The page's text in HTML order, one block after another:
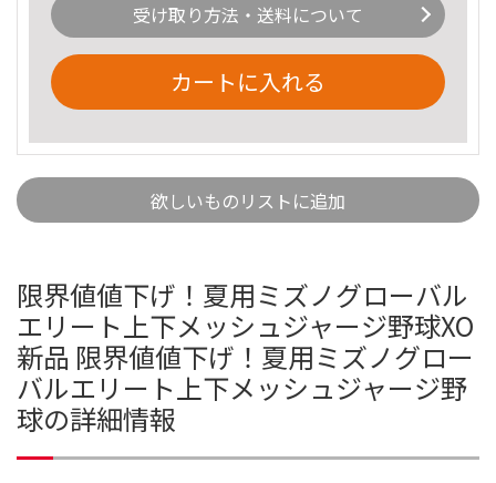
受け取り方法・送料について
カートに入れる
欲しいものリストに追加
限界値値下げ！夏用ミズノグローバル
エリート上下メッシュジャージ野球XO
新品 限界値値下げ！夏用ミズノグロー
バルエリート上下メッシュジャージ野
球の詳細情報